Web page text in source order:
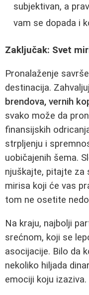
subjektivan, a
vam se dopada i
Zaključak: Svet
Pronalaženje
destinacija.
brendova, vernih
svako može da
finansijskih
strpljenju i
uobičajenih šema.
njuškajte, pitajte za
mirisa koji će vas
tom ne osetite
Na kraju, najbolji
srećnom, koji se
asocijacije. Bilo da
nekoliko hiljada
emociji koju izaziva.